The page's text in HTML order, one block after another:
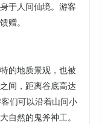
于人间仙境。游客
赠。
的地质景观，也被
间，距离谷底高达
们可以沿着山间小
自然的鬼斧神工。